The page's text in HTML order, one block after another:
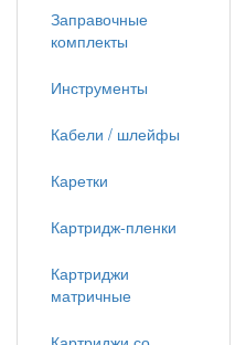
Заправочные
комплекты
Инструменты
Кабели / шлейфы
Каретки
Картридж-пленки
Картриджи
матричные